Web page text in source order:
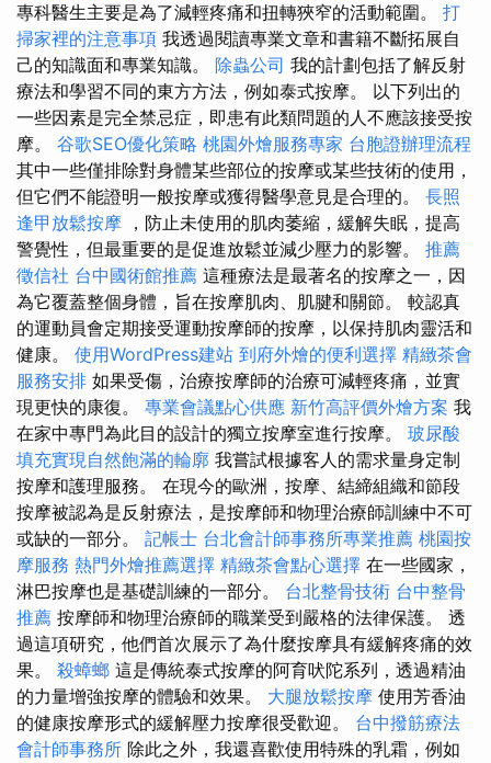
專科醫生主要是為了減輕疼痛和扭轉狹窄的活動範圍。 打
掃家裡的注意事項 我透過閱讀專業文章和書籍不斷拓展自
己的知識面和專業知識。 除蟲公司 我的計劃包括了解反射
療法和學習不同的東方方法，例如泰式按摩。 以下列出的
一些因素是完全禁忌症，即患有此類問題的人不應該接受按
摩。 谷歌SEO優化策略 桃園外燴服務專家 台胞證辦理流程
其中一些僅排除對身體某些部位的按摩或某些技術的使用，
但它們不能證明一般按摩或獲得醫學意見是合理的。 長照
逢甲放鬆按摩 ，防止未使用的肌肉萎縮，緩解失眠，提高
警覺性，但最重要的是促進放鬆並減少壓力的影響。 推薦
徵信社 台中國術館推薦 這種療法是最著名的按摩之一，因
為它覆蓋整個身體，旨在按摩肌肉、肌腱和關節。 較認真
的運動員會定期接受運動按摩師的按摩，以保持肌肉靈活和
健康。 使用WordPress建站 到府外燴的便利選擇 精緻茶會
服務安排 如果受傷，治療按摩師的治療可減輕疼痛，並實
現更快的康復。 專業會議點心供應 新竹高評價外燴方案 我
在家中專門為此目的設計的獨立按摩室進行按摩。 玻尿酸
填充實現自然飽滿的輪廓 我嘗試根據客人的需求量身定制
按摩和護理服務。 在現今的歐洲，按摩、結締組織和節段
按摩被認為是反射療法，是按摩師和物理治療師訓練中不可
或缺的一部分。 記帳士 台北會計師事務所專業推薦 桃園按
摩服務 熱門外燴推薦選擇 精緻茶會點心選擇 在一些國家，
淋巴按摩也是基礎訓練的一部分。 台北整骨技術 台中整骨
推薦 按摩師和物理治療師的職業受到嚴格的法律保護。 透
過這項研究，他們首次展示了為什麼按摩具有緩解疼痛的效
果。 殺蟑螂 這是傳統泰式按摩的阿育吠陀系列，透過精油
的力量增強按摩的體驗和效果。 大腿放鬆按摩 使用芳香油
的健康按摩形式的緩解壓力按摩很受歡迎。 台中撥筋療法
會計師事務所 除此之外，我還喜歡使用特殊的乳霜，例如